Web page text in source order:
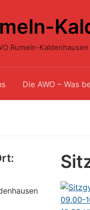
Rumeln-Kaldenhausen
Die AWO – Was